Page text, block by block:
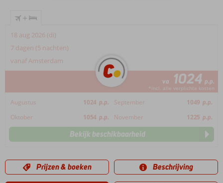
+
18 aug 2026 (di)
7 dagen (5 nachten)
vanaf Amsterdam
va 1024 p.p.
*incl. alle verplichte kosten
Augustus 1024 p.p. September 1049 p.p.
Oktober
1054 p.p. November 1225 p.p.
Bekijk beschikbaarheid
Prijzen & boeken Beschrijving